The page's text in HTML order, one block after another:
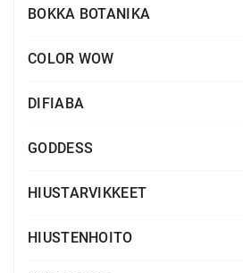
BOKKA BOTANIKA
COLOR WOW
DIFIABA
GODDESS
HIUSTARVIKKEET
HIUSTENHOITO